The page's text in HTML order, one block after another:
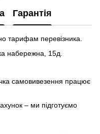
Гарантія
тарифам перевізника.
набережна , 15д
самовивезення працює
– ми підготуємо